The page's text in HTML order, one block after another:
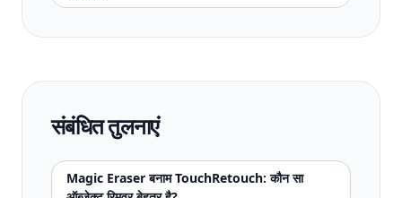
संबंधित तुलनाएं
Magic Eraser बनाम TouchRetouch: कौन सा